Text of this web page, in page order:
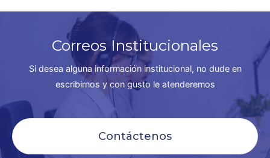
Correos Institucionales
Si desea alguna información institucional, no dude en
escribirnos y con gusto le atenderemos
Contáctenos